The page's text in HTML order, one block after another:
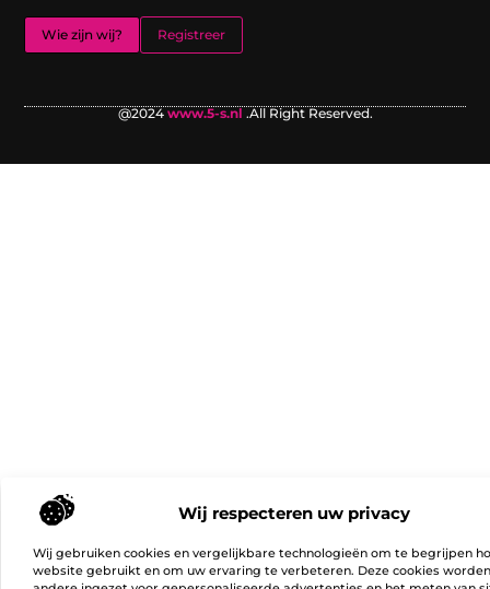
Wij respecteren uw privacy
Wij gebruiken cookies en vergelijkbare technologieën om te begrijpen
website gebruikt en om uw ervaring te verbeteren. Deze cookies
Wie zijn wij? Registreer
@2024 www.5-s.nl .All Right Reserved.